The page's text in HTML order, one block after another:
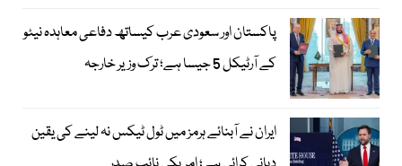
پاکستان اور سعودی عرب کیساتھ دفاعی معاہدہ نیٹو
کے آرٹیکل 5 جیسا ہے؛ ترک وزیر خارجہ
ایران نے آبنائے ہرمز میں ٹول ٹیکس نہ لینے کی یقین